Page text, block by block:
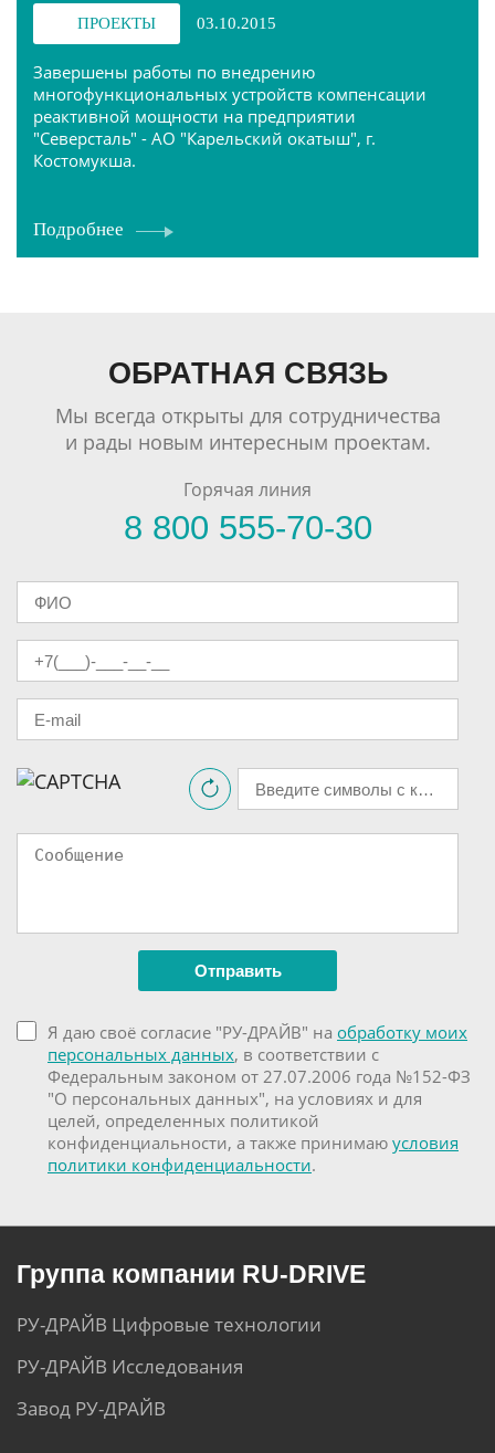
ПРОЕКТЫ 03.10.2015
Завершены работы по внедрению
многофункциональных устройств компенсации
реактивной мощности на предприятии
"Северсталь" - АО "Карельский окатыш", г.
Костомукша.
Подробнее
ОБРАТНАЯ СВЯЗЬ
Мы всегда открыты для сотрудничества
и рады новым интересным проектам.
Горячая линия
8 800 555-70-30
Я даю своё согласие "РУ-ДРАЙВ" на обработку моих
персональных данных, в соответствии с
Федеральным законом от 27.07.2006 года №152-ФЗ
"О персональных данных", на условиях и для
целей, определенных политикой
конфиденциальности, а также принимаю условия
политики конфиденциальности.
Группа компании RU-DRIVE
РУ-ДРАЙВ Цифровые технологии
РУ-ДРАЙВ Исследования
Завод РУ-ДРАЙВ